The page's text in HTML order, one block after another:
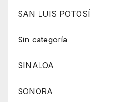
SAN LUIS POTOSÍ
Sin categoría
SINALOA
SONORA